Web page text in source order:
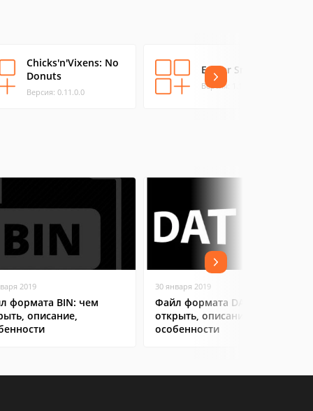
Chicks'n'Vixens: No
Donuts
Версия: 0.11.0.0
Easter Smash
Версия: 1.1.0.0
2019
формата BIN: чем
описание,
30 января 2019
Файл формата DAT: чем
открыть, описание,
особенности